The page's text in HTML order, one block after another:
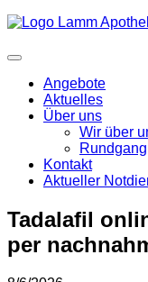
Angebote
Aktuelles
Über uns
Wir über
Rundgang
Kontakt
Aktueller
Tadalafil
per